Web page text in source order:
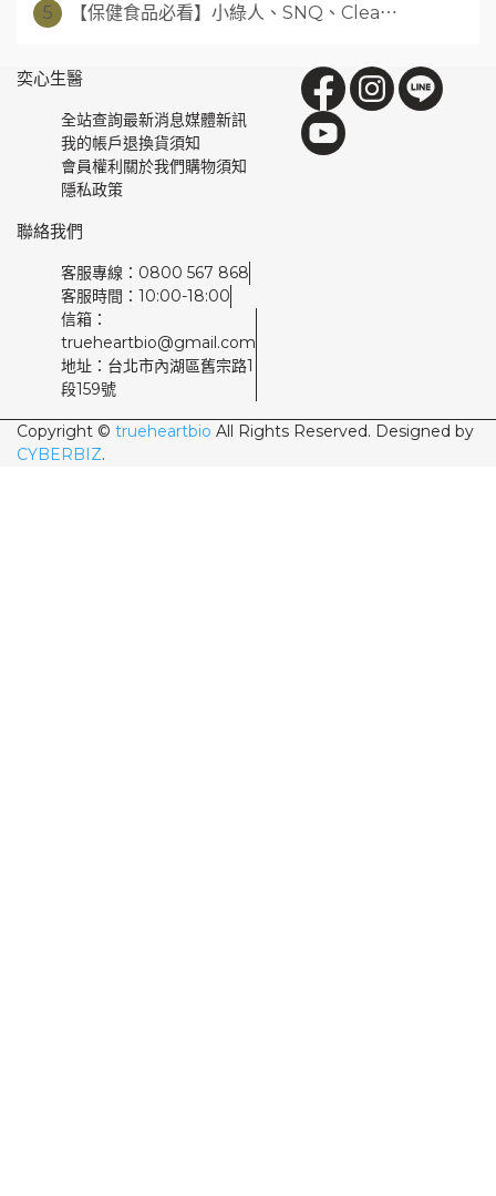
5 【保健食品必看】小綠人、SNQ、Clea⋯
奕心生醫
全站查詢最新消息媒體新訊
我的帳戶退換貨須知
會員權利關於我們購物須知
隱私政策
聯絡我們
客服專線：0800 567 868
客服時間：10:00-18:00
信箱：
trueheartbio@gmail.com
地址：台北市內湖區舊宗路1
段159號
Copyright © trueheartbio All Rights Reserved. Designed by
CYBERBIZ.